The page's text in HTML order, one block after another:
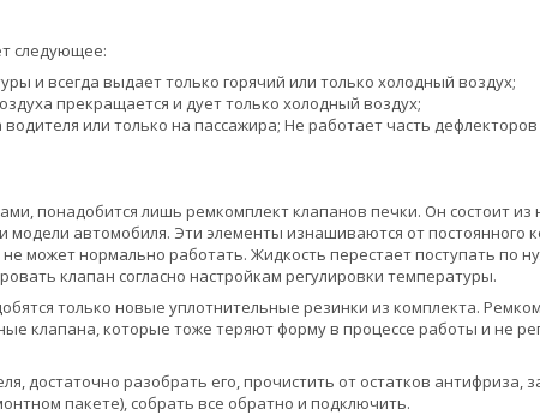
следующее:
и всегда выдает только горячий или только холодный воздух;
прекращается и дует только холодный воздух;
или только на пассажира; Не работает часть
понадобится лишь ремкомплект клапанов печки. Он состоит
модели автомобиля. Эти элементы изнашиваются от постоянного
может нормально работать. Жидкость перестает поступать по
клапан согласно настройкам регулировки температуры.
только новые уплотнительные резинки из комплекта.
клапана, которые тоже теряют форму в процессе работы и не
достаточно разобрать его, прочистить от остатков антифриза,
пакете), собрать все обратно и подключить.